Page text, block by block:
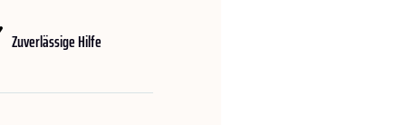
Zuverlässige Hilfe